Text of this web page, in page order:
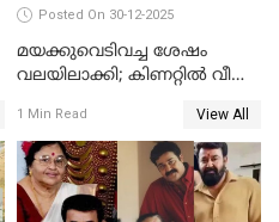
Posted On 30-12-2025
മയക്കുവെടിവച്ച ശേഷം
വലയിലാക്കി; കിണറ്റിൽ വീണ
1 Min Read View All